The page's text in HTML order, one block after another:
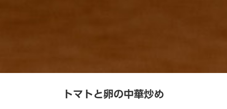
トマトと卵の中華炒め